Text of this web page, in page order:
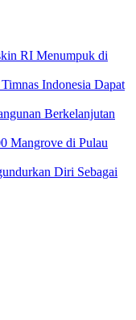
RI Menumpuk di
Indonesia Dapat
Berkelanjutan
Mangrove di Pulau
Diri Sebagai